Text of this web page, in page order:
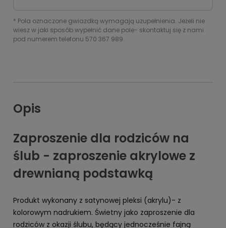
* Pola oznaczone gwiazdką wymagają uzupełnienia. Jeżeli nie
wiesz w jaki sposób wypełnić dane pole- skontaktuj się z nami
pod numerem telefonu 570 367 989
Opis
Zaproszenie dla rodziców na
ślub - zaproszenie akrylowe z
drewnianą podstawką
Produkt wykonany z satynowej pleksi (akrylu)- z
kolorowym nadrukiem. Świetny jako zaproszenie dla
rodziców z okazji ślubu, będący jednocześnie fajną